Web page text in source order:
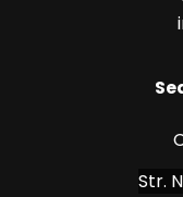
Str.